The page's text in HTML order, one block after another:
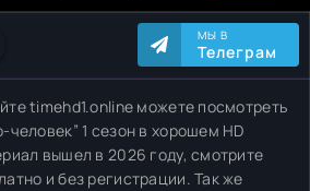
МЫ В
Телеграм
timehd1.online можете посмотреть
человек” 1 сезон в хорошем HD
вышел в 2026 году, смотрите
и без регистрации. Так же